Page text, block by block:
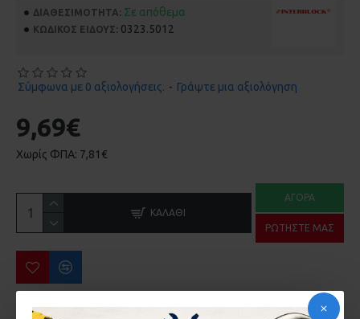
ΔΙΑΘΕΣΙΜΌΤΗΤΑ: Σε απόθεμα
ΚΩΔΙΚΌΣ ΕΊΔΟΥΣ: 0323.5012
Σύμφωνα με 0 αξιολογήσεις. - Γράψτε μια αξιολόγηση
9,69€
Χωρίς ΦΠΑ: 7,81€
ΚΑΛΆΘΙ
ΑΓΟΡΆ
ΡΩΤΉΣΤΕ ΜΑΣ